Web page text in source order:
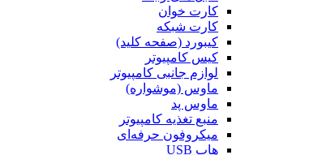
کارت خوان
کارت شبکه
کیبورد (صفحه کلید)
کیس کامپیوتر
لوازم جانبی کامپیوتر
ماوس (موشواره)
ماوس پد
منبع تغذیه کامپیوتر
میکروفون حرفه‌ای
هاب USB